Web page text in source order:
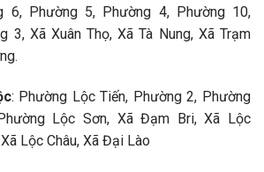
6, Phường 5, Phường 4, Phường 10,
3, Xã Xuân Thọ, Xã Tà Nung, Xã Trạm
: Phường Lộc Tiến, Phường 2, Phường
Lộc Sơn, Xã Đạm Bri, Xã Lộc
Lộc Châu, Xã Đại Lào